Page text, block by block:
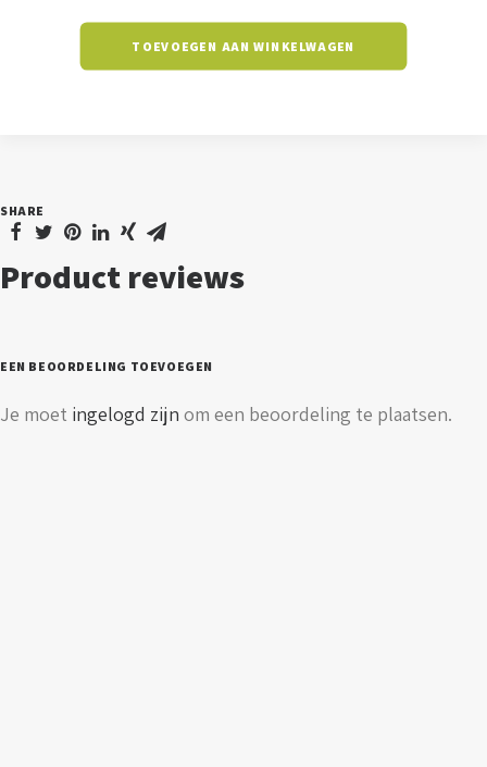
2700K
melkglas
dimbaar
TOEVOEGEN AAN WINKELWAGEN
SHARE
Product reviews
EEN BEOORDELING TOEVOEGEN
Je moet ingelogd zijn om een beoordeling te plaatsen.